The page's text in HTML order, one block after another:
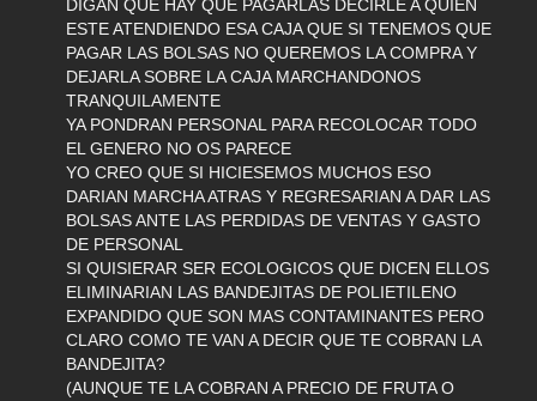
DIGAN QUE HAY QUE PAGARLAS DECIRLE A QUIEN
ESTE ATENDIENDO ESA CAJA QUE SI TENEMOS QUE
PAGAR LAS BOLSAS NO QUEREMOS LA COMPRA Y
DEJARLA SOBRE LA CAJA MARCHANDONOS
TRANQUILAMENTE
YA PONDRAN PERSONAL PARA RECOLOCAR TODO
EL GENERO NO OS PARECE
YO CREO QUE SI HICIESEMOS MUCHOS ESO
DARIAN MARCHA ATRAS Y REGRESARIAN A DAR LAS
BOLSAS ANTE LAS PERDIDAS DE VENTAS Y GASTO
DE PERSONAL
SI QUISIERAR SER ECOLOGICOS QUE DICEN ELLOS
ELIMINARIAN LAS BANDEJITAS DE POLIETILENO
EXPANDIDO QUE SON MAS CONTAMINANTES PERO
CLARO COMO TE VAN A DECIR QUE TE COBRAN LA
BANDEJITA?
(AUNQUE TE LA COBRAN A PRECIO DE FRUTA O